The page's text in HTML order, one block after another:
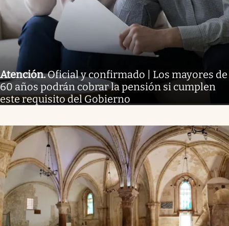
Atención.Oficial y confirmado | Los mayores de
60 años podrán cobrar la pensión si cumplen
este requisito del Gobierno